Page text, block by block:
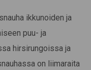
ikkunoiden ja
puu- ja
hirsirungoissa ja
on liimaraita